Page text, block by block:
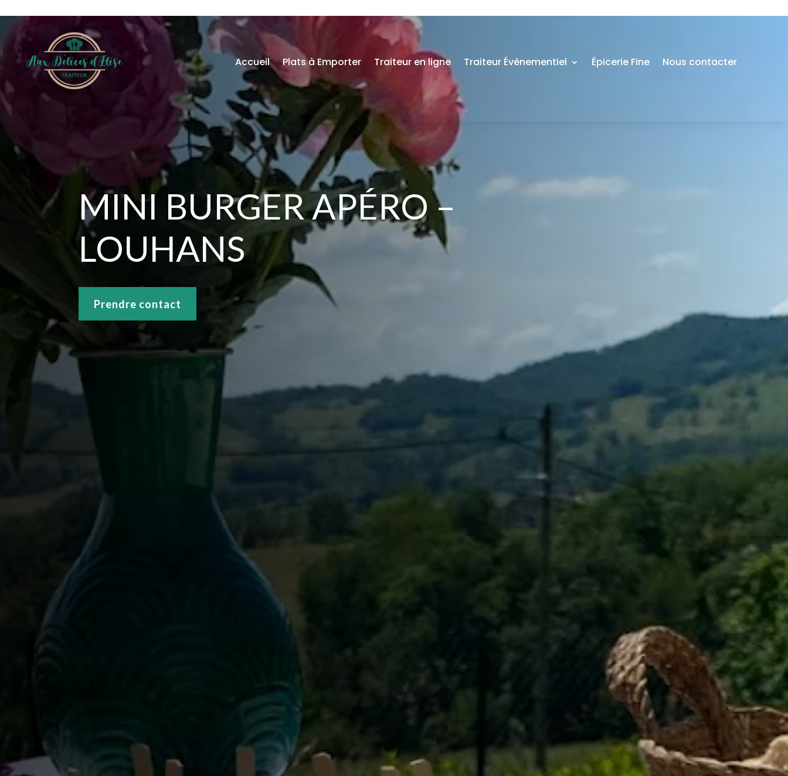
Accueil Plats à Emporter Traiteur en ligne Traiteur Évènementiel Épicerie Fine Nous contacter
MINI BURGER APÉRO –
LOUHANS
Prendre contact